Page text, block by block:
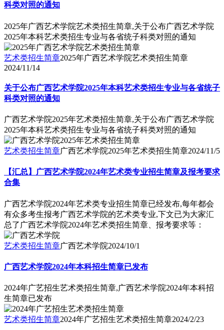
科类对照的通知
2025年广西艺术学院艺术类招生简章,关于公布广西艺术学院
2025年本科艺术类招生专业与各省统子科类对照的通知
艺术类招生简章2025年广西艺术学院艺术类招生简章
2024/11/14
关于公布广西艺术学院2025年本科艺术类招生专业与各省统子
科类对照的通知
广西艺术学院2025年艺术类招生简章,关于公布广西艺术学院
2025年本科艺术类招生专业与各省统子科类对照的通知
艺术类招生简章广西艺术学院2025年艺术类招生简章2024/11/5
【汇总】广西艺术学院2024年艺术类专业招生简章及报考要求
合集
广西艺术学院2024年艺术类专业招生简章已经发布,每年都会
有众多考生报考广西艺术学院的艺术类专业,下文已为大家汇
总了广西艺术学院2024年艺术类招生简章、报考要求等：
艺术类招生简章广西艺术学院2024/10/1
广西艺术学院2024年本科招生简章已发布
2024年广艺招生艺术类招生简章,广西艺术学院2024年本科招
生简章已发布
艺术类招生简章2024年广艺招生艺术类招生简章2024/2/23